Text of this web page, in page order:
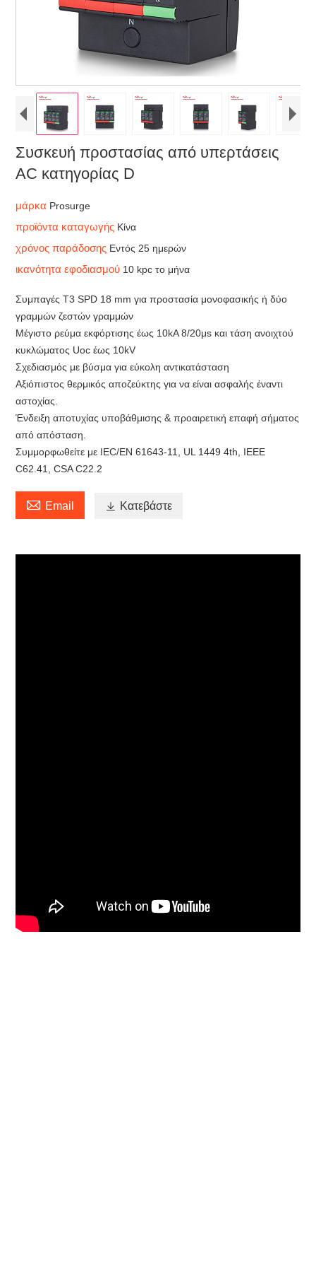
Συσκευή προστασίας από υπερτάσεις
AC κατηγορίας D
μάρκα Prosurge
προϊόντα καταγωγής Κίνα
χρόνος παράδοσης Εντός 25 ημερών
ικανότητα εφοδιασμού 10 kpc το μήνα
Συμπαγές T3 SPD 18 mm για προστασία μονοφασικής ή δύο
γραμμών ζεστών γραμμών
Μέγιστο ρεύμα εκφόρτισης έως 10kA 8/20μs και τάση ανοιχτού
κυκλώματος Uoc έως 10kV
Σχεδιασμός με βύσμα για εύκολη αντικατάσταση
Αξιόπιστος θερμικός αποζεύκτης για να είναι ασφαλής έναντι
αστοχίας.
Ένδειξη αποτυχίας υποβάθμισης & προαιρετική επαφή σήματος
από απόσταση.
Συμμορφωθείτε με IEC/EN 61643-11, UL 1449 4th, IEEE
C62.41, CSA C22.2
 Email  Κατεβάστε